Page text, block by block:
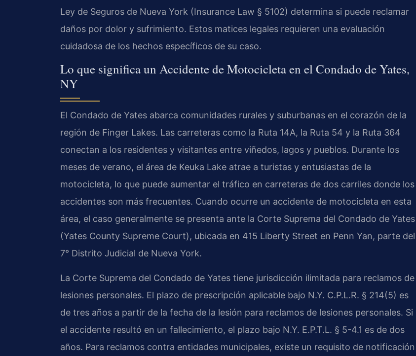
Ley de Seguros de Nueva York (Insurance Law § 5102) determina si puede reclamar
daños por dolor y sufrimiento. Estos matices legales requieren una evaluación
cuidadosa de los hechos específicos de su caso.
Lo que significa un Accidente de Motocicleta en el Condado de Yates,
NY
El Condado de Yates abarca comunidades rurales y suburbanas en el corazón de la
región de Finger Lakes. Las carreteras como la Ruta 14A, la Ruta 54 y la Ruta 364
conectan a los residentes y visitantes entre viñedos, lagos y pueblos. Durante los
meses de verano, el área de Keuka Lake atrae a turistas y entusiastas de la
motocicleta, lo que puede aumentar el tráfico en carreteras de dos carriles donde los
accidentes son más frecuentes. Cuando ocurre un accidente de motocicleta en esta
área, el caso generalmente se presenta ante la Corte Suprema del Condado de Yates
(Yates County Supreme Court), ubicada en 415 Liberty Street en Penn Yan, parte del
7° Distrito Judicial de Nueva York.
La Corte Suprema del Condado de Yates tiene jurisdicción ilimitada para reclamos de
lesiones personales. El plazo de prescripción aplicable bajo N.Y. C.P.L.R. § 214(5) es
de tres años a partir de la fecha de la lesión para reclamos de lesiones personales. Si
el accidente resultó en un fallecimiento, el plazo bajo N.Y. E.P.T.L. § 5-4.1 es de dos
años. Para reclamos contra entidades municipales, existe un requisito de notificación